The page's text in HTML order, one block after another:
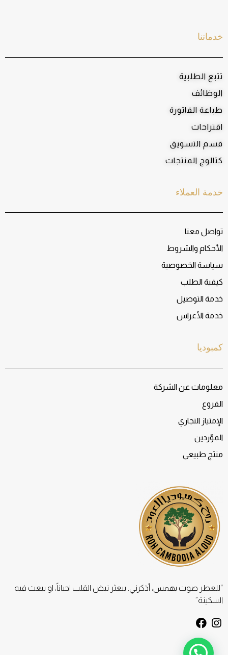
“للعطر صوت يهمس، أذكرني. يبعثر نبض القلب احياناً، او يبعث فيه
السكينة”
I
s
F
c
كمبوديا
معلومات عن الشركة
الفروع
الإمتياز التجاري
الموّردين
منتج طبيعي
خدمة العملاء
تواصل معنا
الأحكام والشروط
سياسة الخصوصية
كيفية الطلب
خدمة التوصيل
خدمة الأعراس
خدماتنا
تتبع الطلبية
الوظائف
طباعة الفاتورة
اقتراحات
قسم التسويق
كتالوج المنتجات